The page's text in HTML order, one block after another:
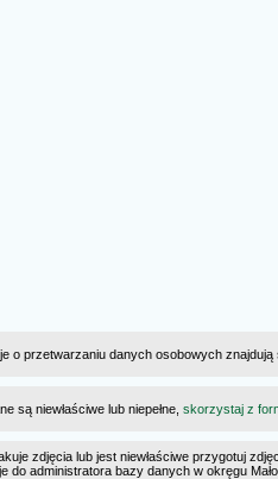
o przetwarzaniu danych osobowych
są niewłaściwe lub niepełne, skorzystaj z
zdjęcia lub jest niewłaściwe przygotuj
do administratora bazy danych w okręgu